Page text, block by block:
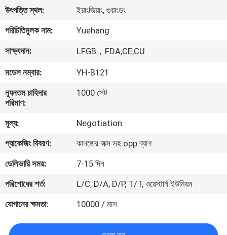
আমাদের
সম্পর্কে
কারখানা
ভ্রমণ
মান
নিয়ন্ত্রণ
যোগাযোগ
করুন
উদ্ধৃতির
জন্য
উৎপত্তি স্থল:
ইয়াংজিয়াং, গুয়াংডং
পরিচিতিমুলক নাম:
Yuehang
সাক্ষ্যদান:
LFGB，FDA,CE,CU
মডেল নম্বার:
YH-B121
ন্যূনতম চাহিদার
পরিমাণ:
1000 সেট
মূল্য:
Negotiation
প্যাকেজিং বিবরণ:
কাগজের বাক্স সহ opp ব্যাগ
ডেলিভারি সময়:
7-15 দিন
পরিশোধের শর্ত:
L/C, D/A, D/P, T/T, ওয়েস্টার্ন ইউনিয়ন
যোগানের ক্ষমতা:
10000 / মাস